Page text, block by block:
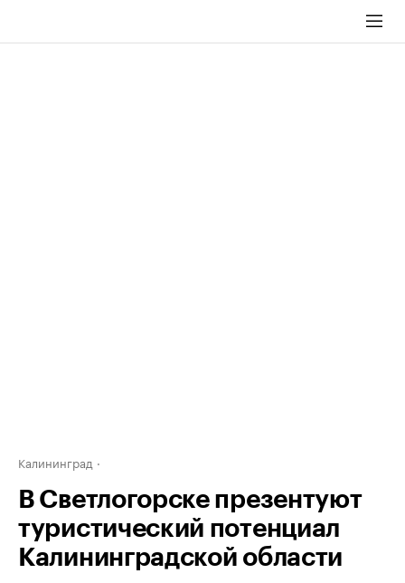
Калининград
В Светлогорске презентуют
туристический потенциал
Калининградской области